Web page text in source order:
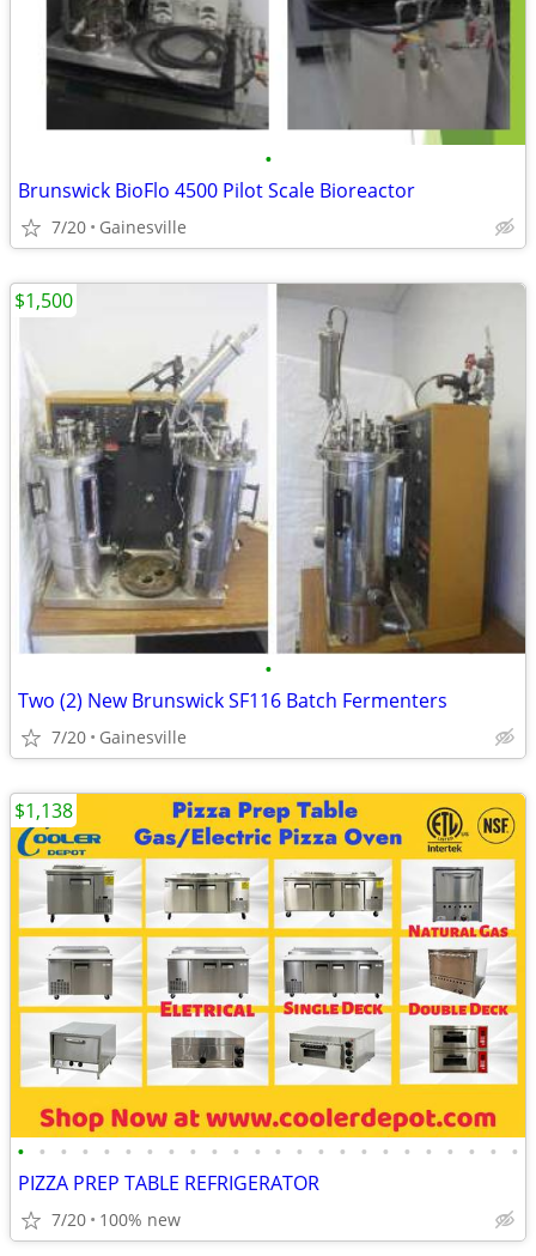
•
Brunswick BioFlo 4500 Pilot Scale Bioreactor
7/20 Gainesville
•
Two (2) New Brunswick SF116 Batch Fermenters
7/20 Gainesville
$1,500
• • • • • • • • • • • • • • • • • • • • • • • •
PIZZA PREP TABLE REFRIGERATOR
7/20 100% new
$1,138